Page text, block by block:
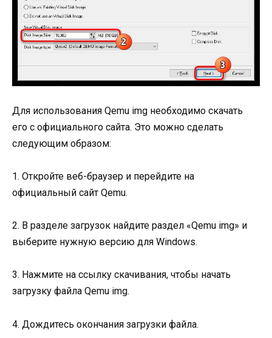
Для использования Qemu img необходимо скачать
его с официального сайта. Это можно сделать
следующим образом:
1. Откройте веб-браузер и перейдите на
официальный сайт Qemu.
2. В разделе загрузок найдите раздел «Qemu img» и
выберите нужную версию для Windows.
3. Нажмите на ссылку скачивания, чтобы начать
загрузку файла Qemu img.
4. Дождитесь окончания загрузки файла.